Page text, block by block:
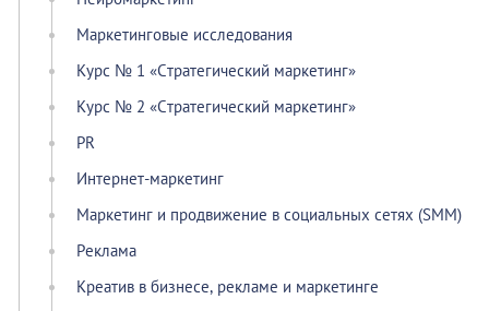
Маркетинговые исследования
Курс № 1 «Стратегический маркетинг»
Курс № 2 «Стратегический маркетинг»
PR
Интернет-маркетинг
Маркетинг и продвижение в социальных сетях (SMM)
Реклама
Креатив в бизнесе, рекламе и маркетинге